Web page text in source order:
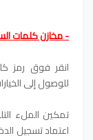
- مخازن كلمات
انقر فوق رمز
للوصول إلى
تمكين الملء
اعتماد تسجيل